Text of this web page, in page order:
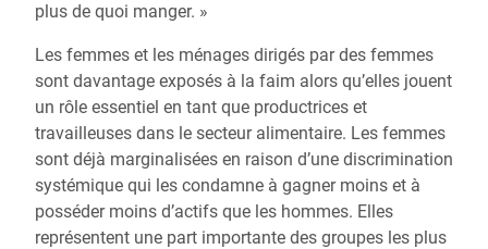
plus de quoi manger. »
Les femmes et les ménages dirigés par des femmes
sont davantage exposés à la faim alors qu’elles jouent
un rôle essentiel en tant que productrices et
travailleuses dans le secteur alimentaire. Les femmes
sont déjà marginalisées en raison d’une discrimination
systémique qui les condamne à gagner moins et à
posséder moins d’actifs que les hommes. Elles
représentent une part importante des groupes les plus